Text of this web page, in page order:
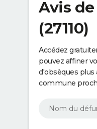
Avis
(27110)
Accédez
pouvez affiner
d'obsèques
commune